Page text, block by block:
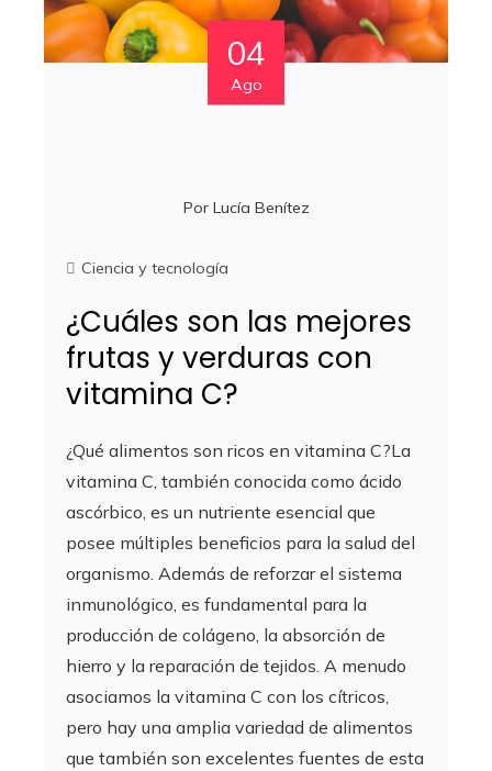
04
Ago
Por Lucía Benítez
Ciencia y tecnología
¿Cuáles son las mejores
frutas y verduras con
vitamina C?
¿Qué alimentos son ricos en vitamina C?La
vitamina C, también conocida como ácido
ascórbico, es un nutriente esencial que
posee múltiples beneficios para la salud del
organismo. Además de reforzar el sistema
inmunológico, es fundamental para la
producción de colágeno, la absorción de
hierro y la reparación de tejidos. A menudo
asociamos la vitamina C con los cítricos,
pero hay una amplia variedad de alimentos
que también son excelentes fuentes de esta